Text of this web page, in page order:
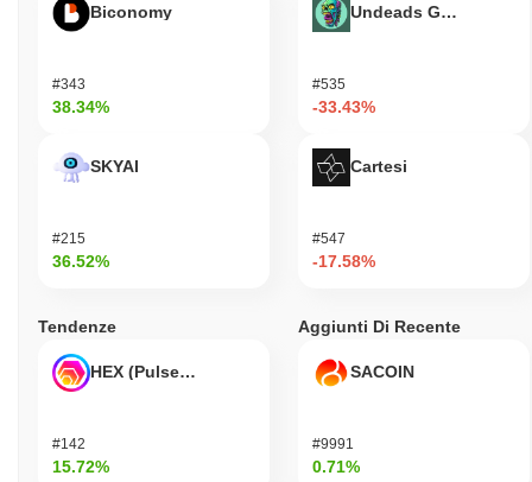
Biconomy
#343
38.34%
SKYAI
#215
36.52%
Undeads Games
#535
-33.43%
Cartesi
#547
-17.58%
Tendenze
HEX (Pulsechain)
#142
15.72%
Aggiunti Di Recente
SACOIN
#9991
0.71%